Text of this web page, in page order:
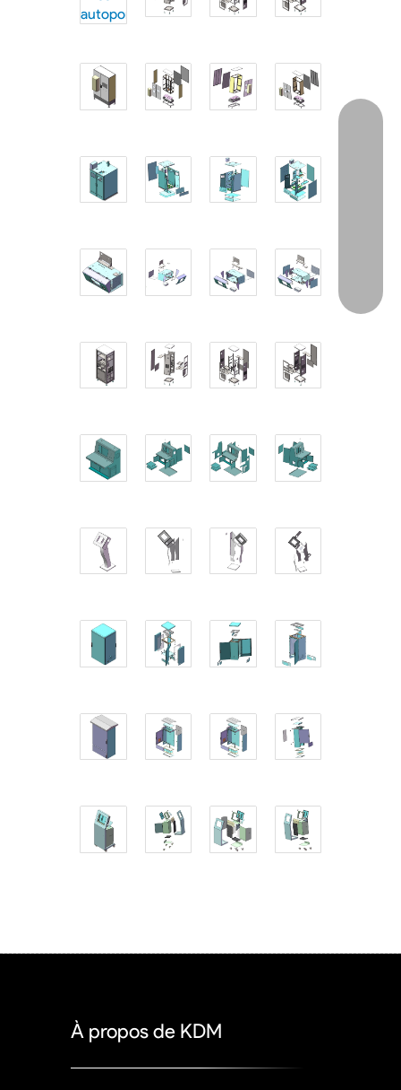
À propos de KDM